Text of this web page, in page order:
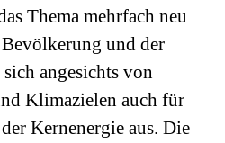
Thema mehrfach neu
und der
angesichts von
Klimazielen auch für
Kernenergie aus. Die